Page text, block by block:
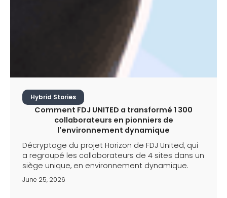
Hybrid Stories
Comment FDJ UNITED a transformé 1 300
collaborateurs en pionniers de
l'environnement dynamique
Décryptage du projet Horizon de FDJ United, qui
a regroupé les collaborateurs de 4 sites dans un
siège unique, en environnement dynamique.
June 25, 2026